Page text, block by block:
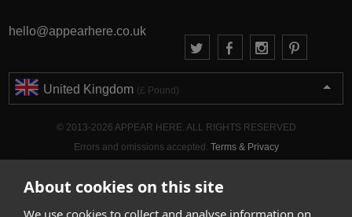
About cookies on this site
We use cookies to collect and analyse information on
hello@appearhere.co.uk
United Kingdom (£ Pound)
© 2013-2026 APPEAR HERE. ALL RIGHTS RESERVED
Errors and omissions accepted. Terms & Privacy